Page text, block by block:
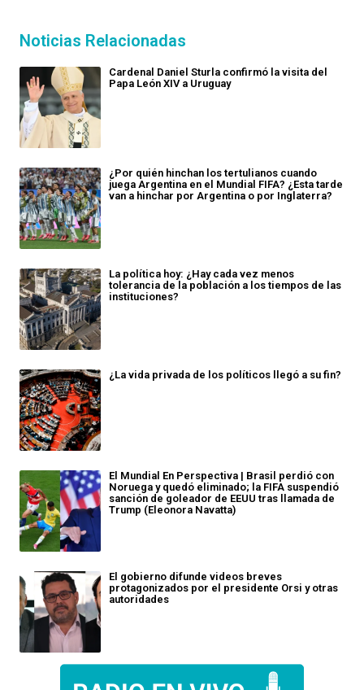
Noticias Relacionadas
Cardenal Daniel Sturla confirmó la visita del
Papa León XIV a Uruguay
¿Por quién hinchan los tertulianos cuando
juega Argentina en el Mundial FIFA? ¿Esta tarde
van a hinchar por Argentina o por Inglaterra?
La política hoy: ¿Hay cada vez menos
tolerancia de la población a los tiempos de las
instituciones?
¿La vida privada de los políticos llegó a su fin?
El Mundial En Perspectiva | Brasil perdió con
Noruega y quedó eliminado; la FIFA suspendió
sanción de goleador de EEUU tras llamada de
Trump (Eleonora Navatta)
El gobierno difunde videos breves
protagonizados por el presidente Orsi y otras
autoridades